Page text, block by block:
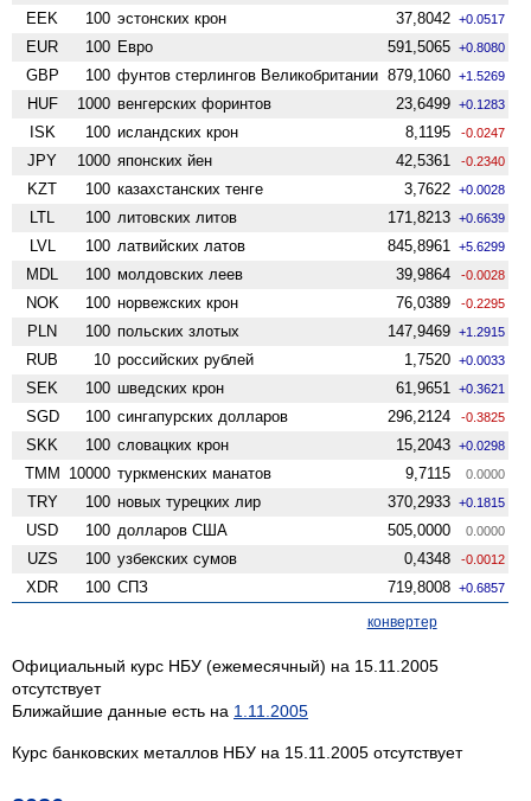
EEK 100 эстонских крон 37,8042 +0.0517
EUR 100 Евро 591,5065 +0.8080
GBP 100 фунтов стерлингов Велико­британии 879,1060 +1.5269
HUF 1000 венгерских форинтов 23,6499 +0.1283
ISK 100 исландских крон 8,1195 -0.0247
JPY 1000 японских йен 42,5361 -0.2340
KZT 100 казахстанских тенге 3,7622 +0.0028
LTL 100 литовских литов 171,8213 +0.6639
LVL 100 латвийских латов 845,8961 +5.6299
MDL 100 молдовских леев 39,9864 -0.0028
NOK 100 норвежских крон 76,0389 -0.2295
PLN 100 польских злотых 147,9469 +1.2915
RUB 10 российских рублей 1,7520 +0.0033
SEK 100 шведских крон 61,9651 +0.3621
SGD 100 сингапурских долларов 296,2124 -0.3825
SKK 100 словацких крон 15,2043 +0.0298
TMM 10000 туркменских манатов 9,7115 0.0000
TRY 100 новых турецких лир 370,2933 +0.1815
USD 100 долларов США 505,0000 0.0000
UZS 100 узбекских сумов 0,4348 -0.0012
XDR 100 СПЗ 719,8008 +0.6857
конвертер
Официальный курс НБУ (ежемесячный) на 15.11.2005
отсутствует
Ближайшие данные есть на 1.11.2005
Курс банковских металлов НБУ на 15.11.2005 отсутствует